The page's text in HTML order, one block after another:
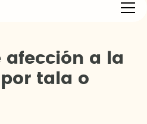
afección a
a
por ta a o